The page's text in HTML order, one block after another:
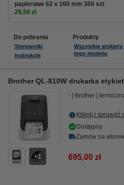
papierowe 62 x 100 mm 300 szt
29,50 zł
Do pobrania
Sterowniki
Instrukcje
Produkty
Wszystkie etykiety
tego modelu
Brother QL-810W drukarka
1
- Brother
Kliknij i sprawdź
Dostępny
Zamów na wtorek
695,00 zł